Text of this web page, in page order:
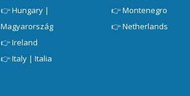
👉Hungary |
Magyarország
👉Ireland
👉Italy | Italia
👉Montenegro
👉Netherlands